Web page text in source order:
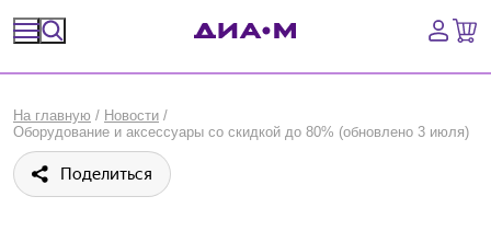
Оборудование, приборы
Расходные материалы, пластик, стекло
На главную / Новости /
Оборудование и аксессуары со скидкой до 80% (обновлено 3 июля)
Поделиться